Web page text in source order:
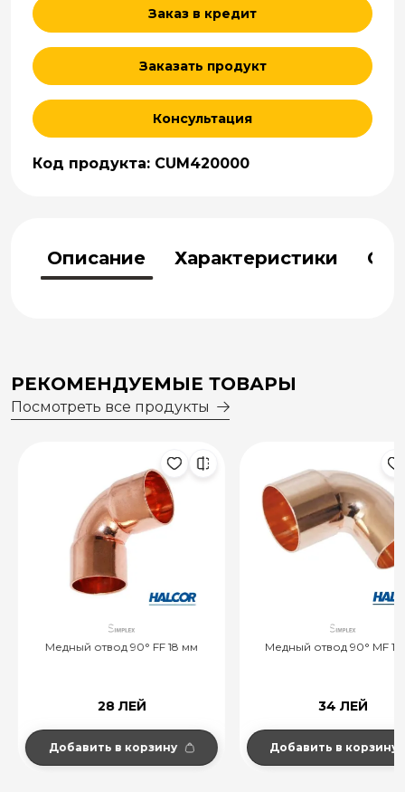
Заказ в кредит
Заказать продукт
Консультация
Код продукта: CUM420000
Описание Характеристики
РЕКОМЕНДУЕМЫЕ ТОВАРЫ
Посмотреть все продукты
Медный отвод 90° FF 18 мм
28 ЛЕЙ
Добавить в корзину
Медный отвод 90° MF 18
34 ЛЕЙ
Добавить в корзину